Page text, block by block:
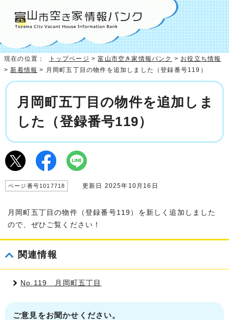
現在の位置： トップページ >富山市空き家情報バンク > お役立ち情報
>新着情報 > 月岡町五丁目の物件を追加しました（登録番号119）
月岡町五丁目の物件を追加しま
した（登録番号119）
ページ番号1017718 更新日 2025年10月16日
月岡町五丁目の物件（登録番号119）を新しく追加しました
ので、ぜひご覧ください！
関連情報
No.119 月岡町五丁目
ご意見をお聞かせください。